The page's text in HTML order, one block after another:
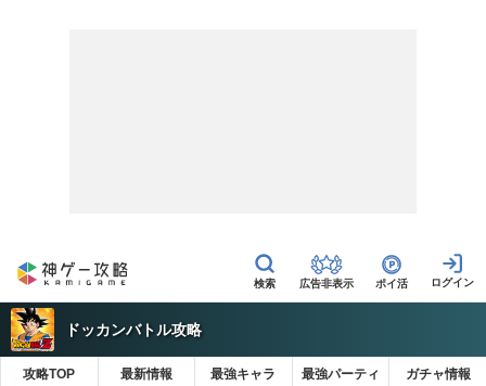
広告非表示 ポイ活
ドッカンバトル攻略
攻略TOP 最新情報 最強キャラ 最強パーティ ガチャ情報